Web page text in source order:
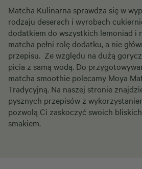
Matcha Kulinarna sprawdza się w
rodzaju deserach i wyrobach
dodatkiem do wszystkich lemoniad i
matcha pełni rolę dodatku, a nie
przepisu. Ze względu na dużą
picia z samą wodą. Do
matcha smoothie polecamy Moya
Tradycyjną.​ Na naszej stronie
pysznych przepisów z
pozwolą Ci zaskoczyć swoich
smakiem.